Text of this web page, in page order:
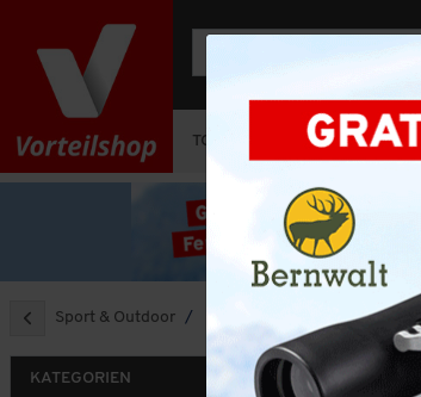
TOP-DEAL OUTFIT-SETS
Sport & Outdoor
KATEGORIEN